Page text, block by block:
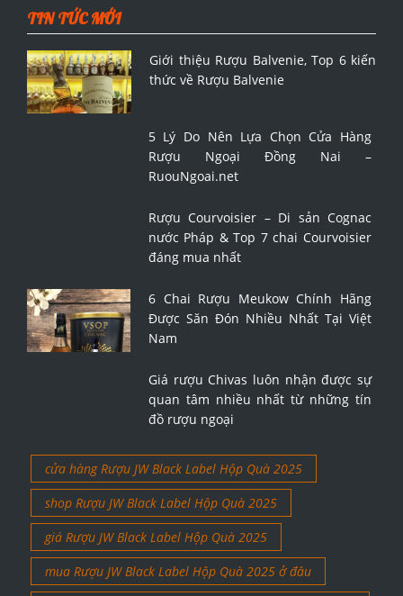
TIN TỨC MỚI
Giới thiệu Rượu Balvenie, Top 6 kiến
thức về Rượu Balvenie
5 Lý Do Nên Lựa Chọn Cửa Hàng
Rượu Ngoại Đồng Nai –
RuouNgoai.net
Rượu Courvoisier – Di sản Cognac
nước Pháp & Top 7 chai Courvoisier
đáng mua nhất
6 Chai Rượu Meukow Chính Hãng
Được Săn Đón Nhiều Nhất Tại Việt
Nam
Giá rượu Chivas luôn nhận được sự
quan tâm nhiều nhất từ những tín
đồ rượu ngoại
cửa hàng Rượu JW Black Label Hộp Quà 2025
shop Rượu JW Black Label Hộp Quà 2025
giá Rượu JW Black Label Hộp Quà 2025
mua Rượu JW Black Label Hộp Quà 2025 ở đâu